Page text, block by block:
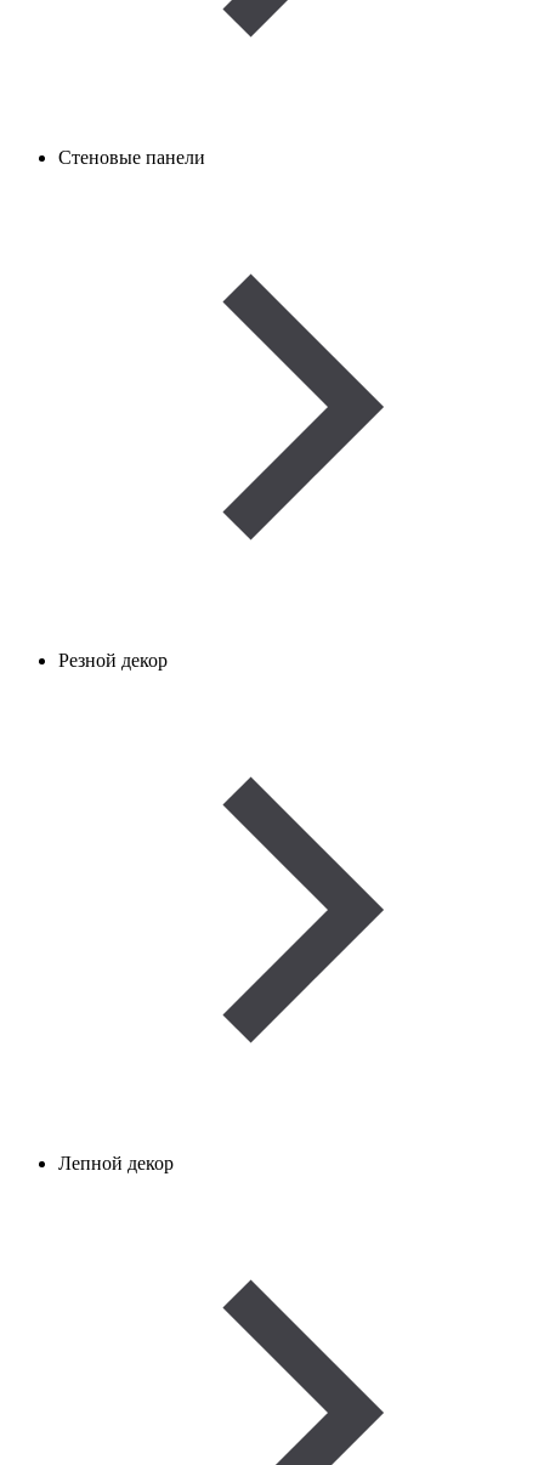
Стеновые панели
Резной декор
Лепной декор